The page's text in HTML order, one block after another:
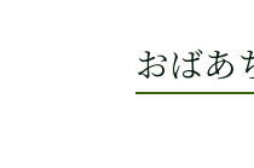
おばあ